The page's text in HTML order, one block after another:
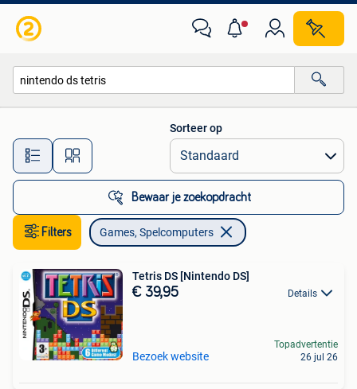
Alle afstanden…
Sorteer op
Bewaar je zoekopdracht
Filters Games, Spelcomputers
Tetris DS [Nintendo DS]
€ 39,95 Details
Bezoek website
Topadvertentie
26 jul 26